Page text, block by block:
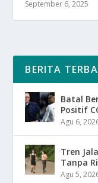
September 6, 2025
BERITA
Batal
Positif
Agu 6,
Tren
Tanpa
Agu 5,